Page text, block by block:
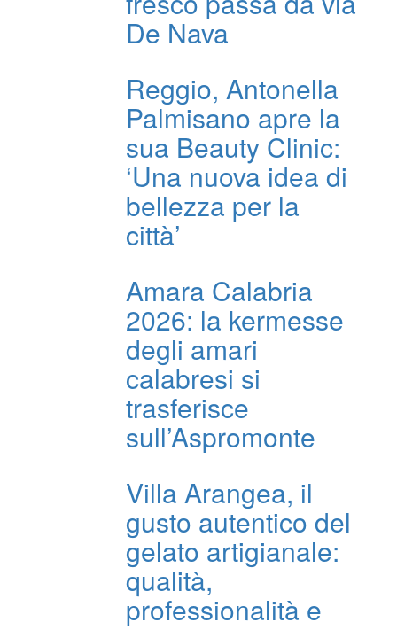
De Nava
Reggio, Antonella
Palmisano apre la
sua Beauty Clinic:
‘Una nuova idea di
bellezza per la
città’
Amara Calabria
2026: la kermesse
degli amari
calabresi si
trasferisce
sull’Aspromonte
Villa Arangea, il
gusto autentico del
gelato artigianale:
qualità,
professionalità e